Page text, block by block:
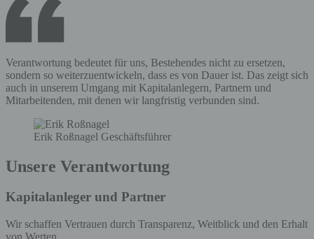
Verantwortung bedeutet für uns, Bestehendes nicht zu ersetzen,
sondern so weiterzuentwickeln, dass es von Dauer ist. Das zeigt sich
auch in unserem Umgang mit Kapitalanlegern, Partnern und
Mitarbeitenden, mit denen wir langfristig verbunden sind.
Erik Roßnagel Geschäftsführer
Unsere Verantwortung
Kapitalanleger und Partner
Wir schaffen Vertrauen durch Transparenz, Weitblick und den Erhalt